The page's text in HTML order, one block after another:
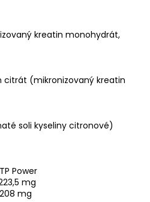
kreatin monohydrát,
citrát (mikronizovaný kreatin
soli kyseliny citronové)
Power
mg
208 mg